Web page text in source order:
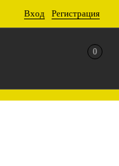
Вход Регистрация
0